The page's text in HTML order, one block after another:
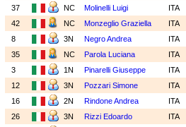
37
NC Molinelli Luigi
ITA
42
NC Monzeglio Graziella
ITA
8
3N Negro Andrea
ITA
35
NC Parola Luciana
ITA
3
1N Pinarelli Giuseppe
ITA
12
3N Pozzari Simone
ITA
16
2N Rindone Andrea
ITA
26
3N Rizzi Edoardo
ITA